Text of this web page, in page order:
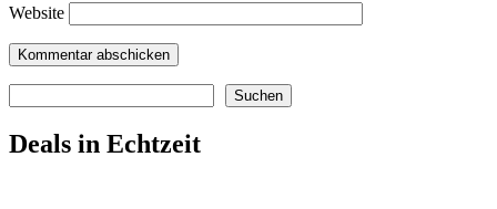
Website
Suchen
Deals in Echtzeit